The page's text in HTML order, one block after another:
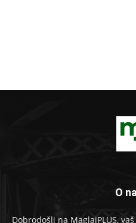
O
Dobrodošli na MaglajPLUS,